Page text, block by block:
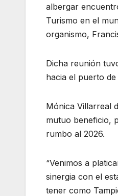
albergar
Turismo en el
organismo,
Dicha reunión
hacia el puerto
Mónica Villarreal
mutuo beneficio,
rumbo al 2026.
“Venimos a
sinergia con el
tener como